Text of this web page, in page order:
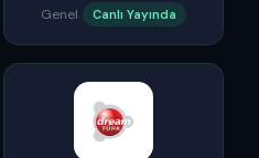
Genel Canlı Yayında